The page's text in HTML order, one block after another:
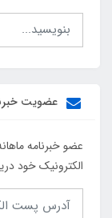
عضویت
عضو خبرنامه
الکترونیک خود